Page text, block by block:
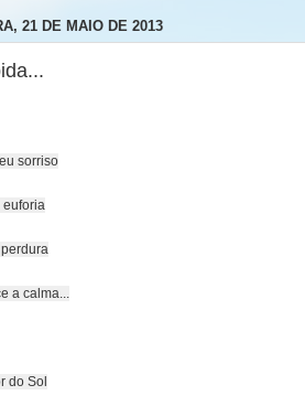
21 DE MAIO DE 2013
sorriso
euforia
a calma...
do Sol